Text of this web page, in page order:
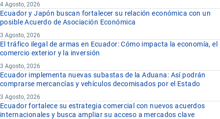
4 Agosto, 2026
Ecuador y Japón buscan fortalecer su relación económica con un
posible Acuerdo de Asociación Económica
3 Agosto, 2026
El tráfico ilegal de armas en Ecuador: Cómo impacta la economía, el
comercio exterior y la inversión
3 Agosto, 2026
Ecuador implementa nuevas subastas de la Aduana: Así podrán
comprarse mercancías y vehículos decomisados por el Estado
3 Agosto, 2026
Ecuador fortalece su estrategia comercial con nuevos acuerdos
internacionales y busca ampliar su acceso a mercados clave